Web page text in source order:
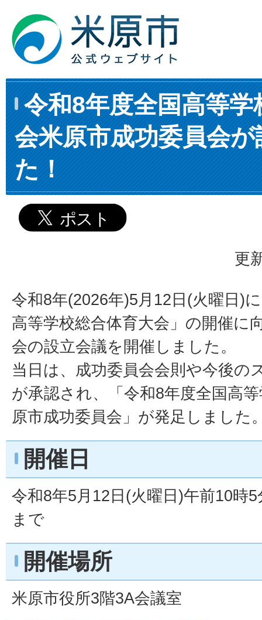
令和8年度全国高等学
会米原市成功委員会
た！
更
令和8年(2026年)5月12日(火曜日)
高等学校総合体育大会」の開催に
会の設立会議を開催しました。
当日は、成功委員会会則や今後の
が承認され、「令和8年度全国高
原市成功委員会」が発足しました
開催日
令和8年5月12日(火曜日)午前10時
まで
開催場所
米原市役所3階3A会議室